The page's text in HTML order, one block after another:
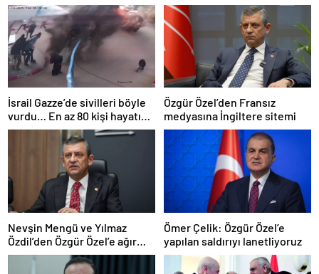
İsrail Gazze’de sivilleri böyle
vurdu… En az 80 kişi hayatını
kaybetti
Özgür Özel’den Fransız
medyasına İngiltere sitemi
Nevşin Mengü ve Yılmaz
Özdil’den Özgür Özel’e ağır
eleştiriler
Ömer Çelik: Özgür Özel’e
yapılan saldırıyı lanetliyoruz